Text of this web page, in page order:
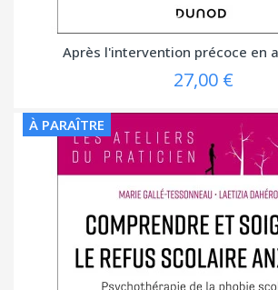
Après l'intervention précoce en
27,00 €
À PARAÎTRE